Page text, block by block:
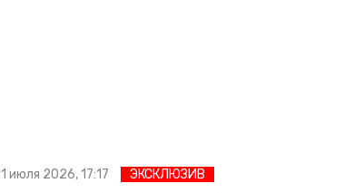
июля 2026, 17:17 ЭКСКЛЮЗИВ